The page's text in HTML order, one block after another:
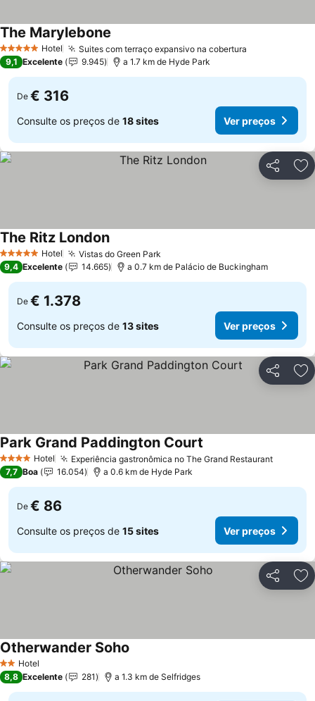
5 Estrelas Hotel Suites com terraço expansivo na cobertura
The Marylebone
9,1 Excelente 9.945 a 1.7 km de Hyde Park
De € 316
Consulte os preços de 18 sites Ver preços
Partilhar
5 Estrelas Hotel Vistas do Green Park
The Ritz London
9,4 Excelente 14.665 a 0.7 km de Palácio de Buckingham
De € 1.378
Consulte os preços de 13 sites Ver preços
Partilhar
4 EstrelasHotel Experiência gastronômica no The Grand Restaurant
Park Grand Paddington Court
7,7 Boa 16.054 a 0.6 km de Hyde Park
De € 86
Consulte os preços de 15 sites Ver preços
Partilhar
2 Estrelas
Hotel
Otherwander Soho
8,8 Excelente 281 a 1.3 km de Selfridges